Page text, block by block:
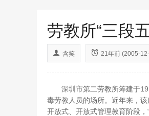
劳教所“三段
含笑 21年前 (2005-
深圳市第二劳教所筹建于
毒劳教人员的场所。近年来，
开放式、开放式管理教育阶段